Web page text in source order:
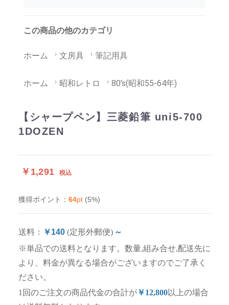
この商品の他のカテゴリ
ホーム 文房具 筆記用具
ホーム 昭和レトロ 80's(昭和55-64年)
【シャープペン】三菱鉛筆 uni5-700
1DOZEN
￥1,291 税込
獲得ポイント： 64pt (5%)
送料： ￥140 (定形外郵便) ～
※単品での送料となります。数量,組み合せ,配送先に
より、料金が異なる場合がございますのでご了承く
ださい。
1回のご注文の商品代金の合計が￥12,800以上の場合